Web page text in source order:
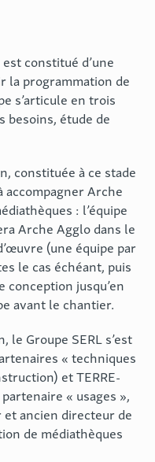
constitué d’une
la programmation de
s’articule en trois
besoins, étude de
constituée à ce stade
Arche
: l’équipe
Arche Agglo dans le
(une équipe par
le cas échéant, puis
conception jusqu’en
avant le chantier.
le Groupe SERL s’est
« techniques
et TERRE-
« usages »,
et ancien directeur de
de médiathèques